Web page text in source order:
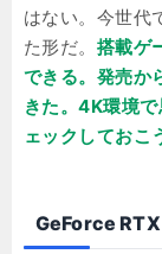
はない。今世代
た形だ。 搭載ゲ
できる。発売か
きた。4K環境
ェックしておこ
GeForce RTX